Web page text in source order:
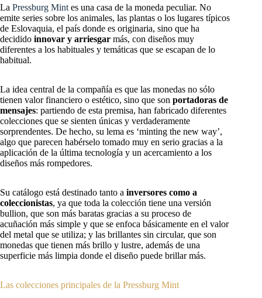
La Pressburg Mint es una casa de la moneda peculiar. No
emite series sobre los animales, las plantas o los lugares típicos
de Eslovaquia, el país donde es originaria, sino que ha
decidido innovar y arriesgar más, con diseños muy
diferentes a los habituales y temáticas que se escapan de lo
habitual.
La idea central de la compañía es que las monedas no sólo
tienen valor financiero o estético, sino que son portadoras de
mensajes: partiendo de esta premisa, han fabricado diferentes
colecciones que se sienten únicas y verdaderamente
sorprendentes. De hecho, su lema es ‘minting the new way’,
algo que parecen habérselo tomado muy en serio gracias a la
aplicación de la última tecnología y un acercamiento a los
diseños más rompedores.
Su catálogo está destinado tanto a inversores como a
coleccionistas, ya que toda la colección tiene una versión
bullion, que son más baratas gracias a su proceso de
acuñación más simple y que se enfoca básicamente en el valor
del metal que se utiliza; y las brillantes sin circular, que son
monedas que tienen más brillo y lustre, además de una
superficie más limpia donde el diseño puede brillar más.
Las colecciones principales de la Pressburg Mint